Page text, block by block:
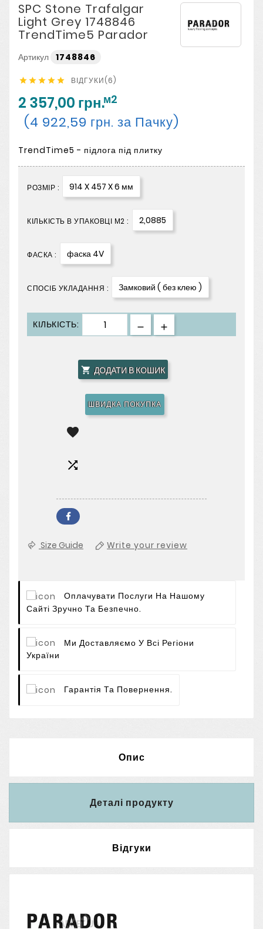
SPC Stone Trafalgar
Light Grey 1748846
TrendTime5 Parador
Артикул 1748846
     ВІДГУКИ(6)
2 357,00 грн.м2
(4 922,59 грн. за Пачку)
TrendTime5 - підлога під плитку
РОЗМІР : 914 X 457 X 6 мм
КІЛЬКІСТЬ В УПАКОВЦІ М2 : 2,0885
ФАСКА : фаска 4V
СПОСІБ УКЛАДАННЯ : Замковий ( без клею )
КІЛЬКІСТЬ:
 ДОДАТИ В КОШИК
ШВИДКА ПОКУПКА


Size Guide Write your review
Оплачувати Послуги На Нашому
Сайті Зручно Та Безпечно.
Ми Доставляємо У Всі Регіони
України
Гарантія Та Повернення.
Опис
Деталі продукту
Відгуки